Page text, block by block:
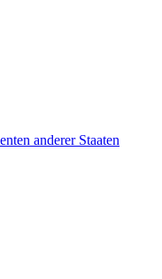
anderer Staaten